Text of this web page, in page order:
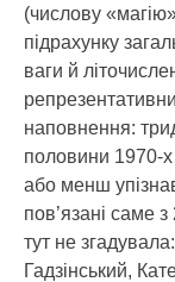
(числову
підрахунку
ваги й
наповнення:
половини 1970-
або менш
пов’язані саме
тут не
Гадзінський,